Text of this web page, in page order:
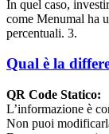
In quel caso,
come Menumal ha
percentuali. 3.
Qual è la
QR Code Statico:
L’informazione è
Non puoi